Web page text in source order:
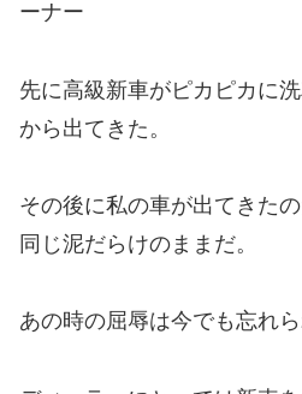
ーナー
先に高級新車がピカピカに
から出てきた。
その後に私の車が出てきた
同じ泥だらけのままだ。
あの時の屈辱は今でも忘れ